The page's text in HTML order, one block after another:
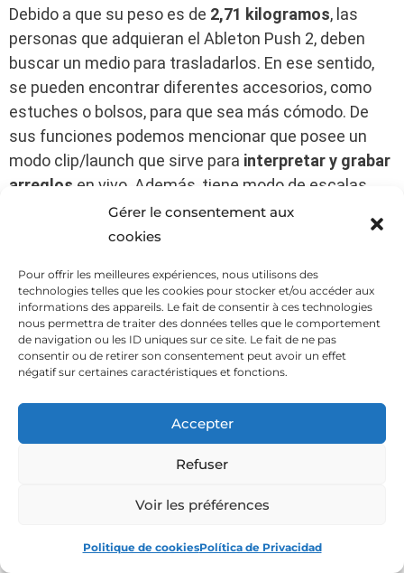
Gérer le consentement aux
cookies
Pour offrir les meilleures expériences, nous utilisons des
technologies telles que les cookies pour stocker et/ou accéder aux
informations des appareils. Le fait de consentir à ces technologies
nous permettra de traiter des données telles que le comportement
de navigation ou les ID uniques sur ce site. Le fait de ne pas
consentir ou de retirer son consentement peut avoir un effet
négatif sur certaines caractéristiques et fonctions.
Accepter
Refuser
Voir les préférences
Politique de cookiesPolítica de Privacidad
Debido a que su peso es de 2,71 kilogramos, las
personas que adquieran el Ableton Push 2, deben
buscar un medio para trasladarlos. En ese sentido,
se pueden encontrar diferentes accesorios, como
estuches o bolsos, para que sea más cómodo. De
sus funciones podemos mencionar que posee un
modo clip/launch que sirve para interpretar y grabar
arreglos en vivo. Además, tiene modo de escalas,
Live Intro, Beat Tools Pack y bloqueo Kensington.
Nos gustó ✅
Cuenta con 11 encoders giratorios ;
Posee una entrada para pedal ;
Su construcción es muy resistente ;
No incluye puerto MIDI DIN de 5 polos ;